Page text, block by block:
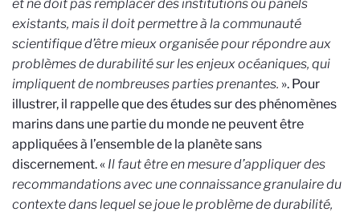
et ne doit pas remplacer des institutions ou panels
existants, mais il doit permettre à la communauté
scientifique d’être mieux organisée pour répondre aux
problèmes de durabilité sur les enjeux océaniques, qui
impliquent de nombreuses parties prenantes. ». Pour
illustrer, il rappelle que des études sur des phénomènes
marins dans une partie du monde ne peuvent être
appliquées à l’ensemble de la planète sans
discernement. « Il faut être en mesure d’appliquer des
recommandations avec une connaissance granulaire du
contexte dans lequel se joue le problème de durabilité,